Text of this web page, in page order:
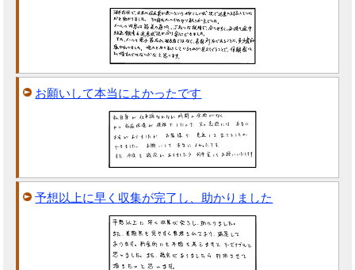
お願いして本当によかったです
予想以上に早く収集が完了し、助かりました